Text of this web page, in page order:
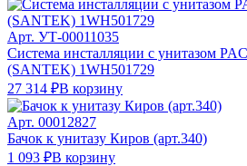
Арт. УТ-00011035
Система инсталляции с унитазом
(SANTEK) 1WH501729
27 314 ₽В корзину
Арт. 00012827
Бачок к унитазу Киров (арт.340)
1 093 ₽В корзину